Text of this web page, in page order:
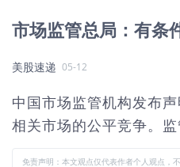
市场监管总局：有条
美股速递 05-12
中国市场监管机构发布
相关市场的公平竞争。
免责声明：本文观点仅代表作者个人观点，